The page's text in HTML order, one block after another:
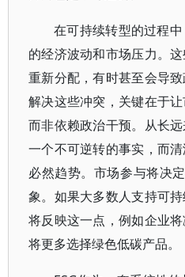
在可持续转型的过程
的经济波动和市场压力。
重新分配，有时甚至会导
解决这些冲突，关键在于
而非依赖政治干预。从长
一个不可逆转的事实，而
必然趋势。市场参与将决
象。如果大多数人支持可
将反映这一点，例如企业
将更多选择绿色低碳产品。